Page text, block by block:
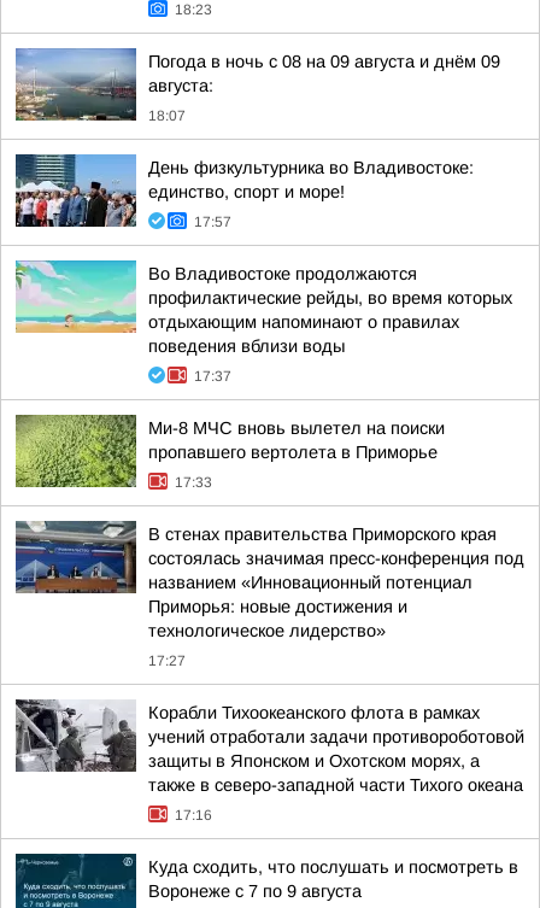
18:23
Погода в ночь с 08 на 09 августа и днём 09
августа:
18:07
День физкультурника во Владивостоке:
единство, спорт и море!
17:57
Во Владивостоке продолжаются
профилактические рейды, во время которых
отдыхающим напоминают о правилах
поведения вблизи воды
17:37
Ми-8 МЧС вновь вылетел на поиски
пропавшего вертолета в Приморье
17:33
В стенах правительства Приморского края
состоялась значимая пресс-конференция под
названием «Инновационный потенциал
Приморья: новые достижения и
технологическое лидерство»
17:27
Корабли Тихоокеанского флота в рамках
учений отработали задачи противороботовой
защиты в Японском и Охотском морях, а
также в северо-западной части Тихого океана
17:16
Куда сходить, что послушать и посмотреть в
Воронеже с 7 по 9 августа